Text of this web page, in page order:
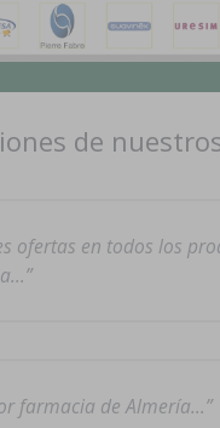
de
ofertas en todos los
farmacia de Almería…